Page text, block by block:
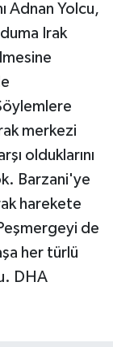
Adnan Yolcu,
Irak
merkezi
olduklarını
Barzani'ye
harekete
de
her türlü
DHA